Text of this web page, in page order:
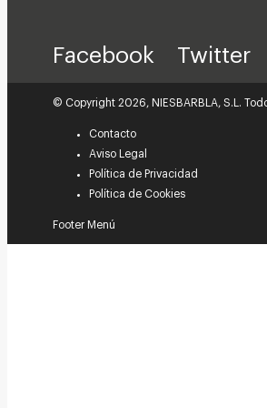
Facebook Twitter
© Copyright 2026, NIESBARBLA, S.L.
Contacto
Aviso Legal
Política de Privacidad
Política de Cookies
Footer Menú